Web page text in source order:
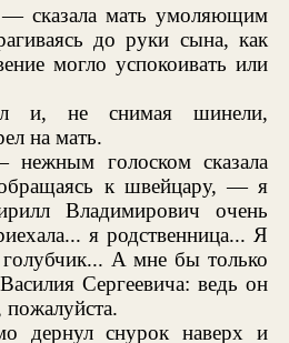
— сказала мать умоляющим
до руки сына, как
могло успокоивать или
и, не снимая шинели,
на мать.
голоском сказала
к швейцару, — я
Владимирович очень
я родственница... Я
голубчик... А мне бы только
Сергеевича: ведь он
пожалуйста.
дернул снурок наверх и